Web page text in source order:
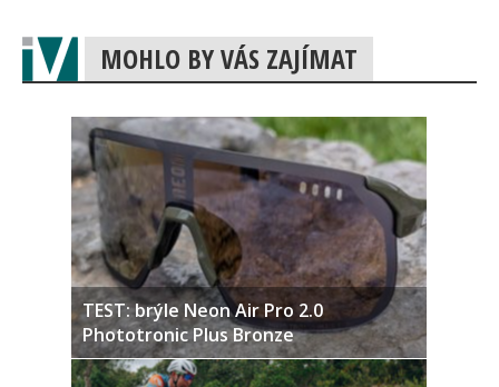
MOHLO BY VÁS ZAJÍMAT
TEST: brýle Neon Air Pro 2.0
Phototronic Plus Bronze